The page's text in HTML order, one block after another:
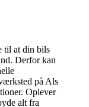
til at din bils
Derfor kan
på Als
Oplever
alt fra